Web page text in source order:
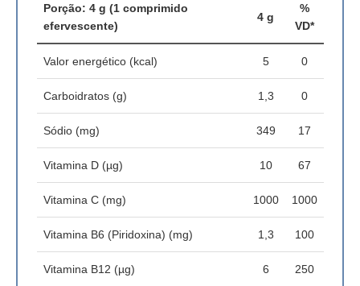
Porção: 4 g (1 comprimido
efervescente)
4 g
%
VD*
Valor energético (kcal) 5 0
Carboidratos (g) 1,3 0
Sódio (mg) 349 17
Vitamina D (µg) 10 67
Vitamina C (mg) 1000 1000
Vitamina B6 (Piridoxina) (mg) 1,3 100
Vitamina B12 (µg) 6 250